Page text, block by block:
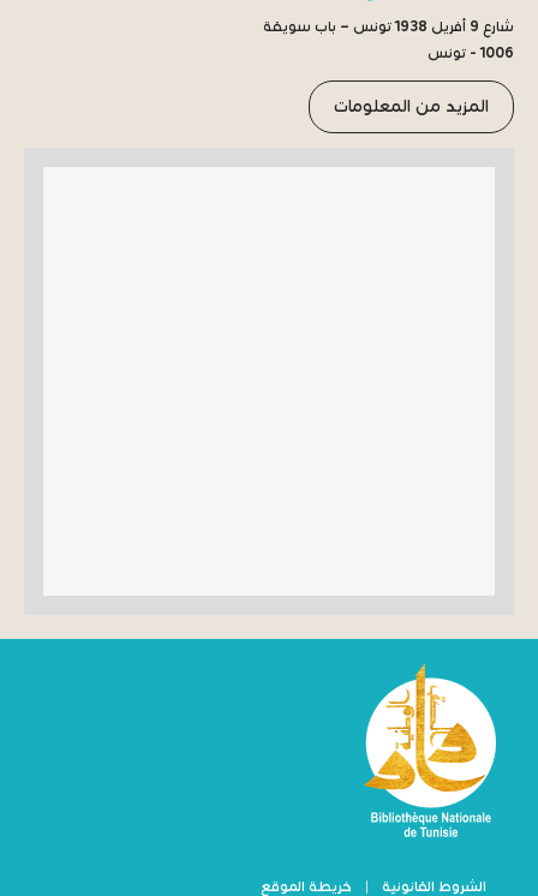
شارع 9 أفريل 1938 تونس – باب سويقة
1006 - تونس
المزيد من المعلومات
الشروط القانونية | خريطة الموقع